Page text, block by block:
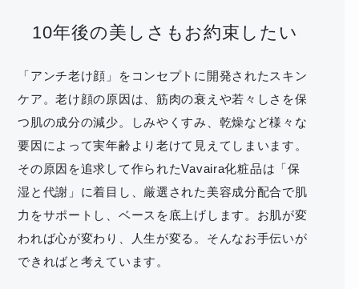
10年後の美しさもお約束したい
「アンチ老け顔」をコンセプトに開発されたスキン
ケア。老け顔の原因は、筋肉の衰えや若々しさを保
つ肌の成分の減少。しみやくすみ、乾燥など様々な
要因によって実年齢より老けて見えてしまいます。
その原因を追求して作られたVavaira化粧品は「保
湿と代謝」に着目し、厳選された美容成分配合で肌
力をサポートし、ベースを底上げします。お肌が変
われば心が変わり、人生が変る。そんなお手伝いが
できればと考えています。